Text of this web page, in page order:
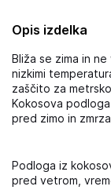
Opis izdelka
Bliža se zima in
nizkimi
zaščito za
Kokosova
pred zimo in
Podloga iz
pred vetrom,